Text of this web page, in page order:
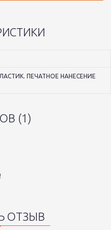
ПЕЧАТНОЕ НАНЕСЕНИЕ
(1)
ОТЗЫВ